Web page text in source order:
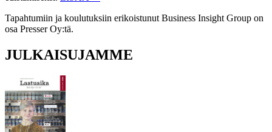
Tapahtumiin ja koulutuksiin erikoistunut Business Insight Group on
osa Presser Oy:tä.
JULKAISUJAMME